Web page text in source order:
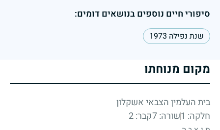
סיפורי חיים נוספים בנושאים דומים:
שנת נפילה 1973
מקום מנוחתו
בית העלמין הצבאי אשקלון
חלקה: 1
שורה: 7 קבר: 2